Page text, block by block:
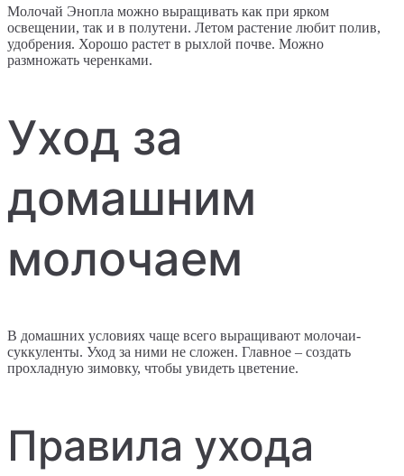
Молочай Энопла можно выращивать как при ярком
освещении, так и в полутени. Летом растение любит полив,
удобрения. Хорошо растет в рыхлой почве. Можно
размножать черенками.
Уход за
домашним
молочаем
В домашних условиях чаще всего выращивают молочаи-
суккуленты. Уход за ними не сложен. Главное – создать
прохладную зимовку, чтобы увидеть цветение.
Правила ухода